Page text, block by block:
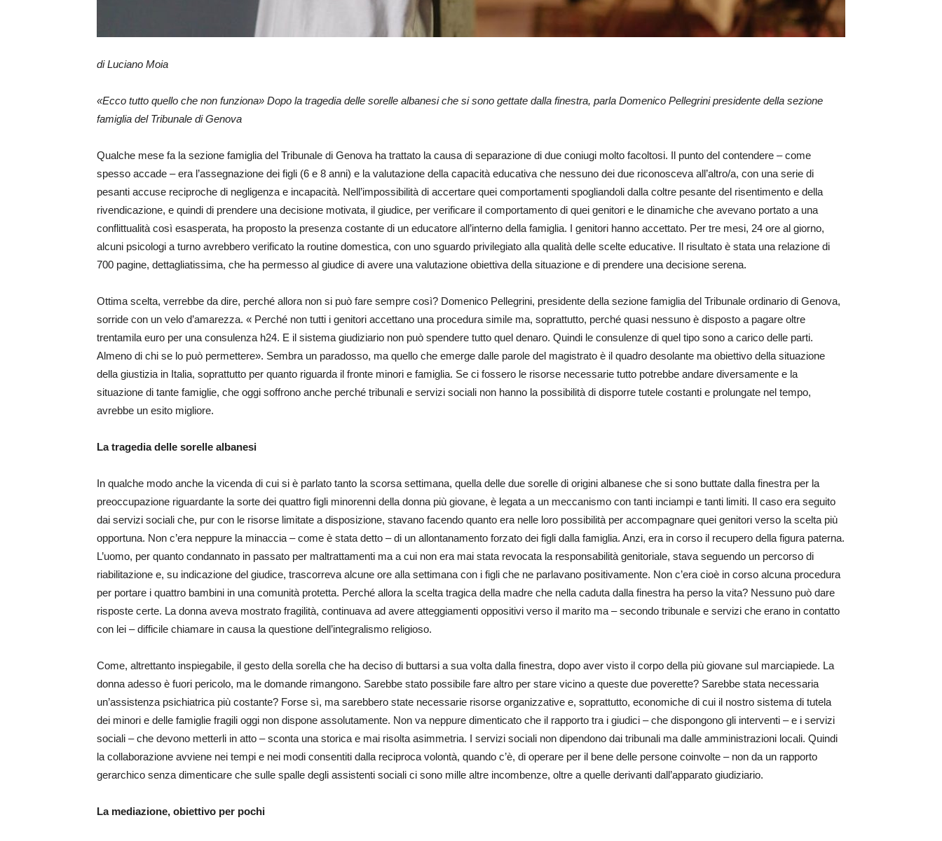
di Luciano Moia
«Ecco tutto quello che non funziona» Dopo la tragedia delle sorelle albanesi che si sono gettate dalla finestra, parla Domenico Pellegrini presidente della sezione
famiglia del Tribunale di Genova
Qualche mese fa la sezione famiglia del Tribunale di Genova ha trattato la causa di separazione di due coniugi molto facoltosi. Il punto del contendere – come
spesso accade – era l’assegnazione dei figli (6 e 8 anni) e la valutazione della capacità educativa che nessuno dei due riconosceva all’altro/a, con una serie di
pesanti accuse reciproche di negligenza e incapacità. Nell’impossibilità di accertare quei comportamenti spogliandoli dalla coltre pesante del risentimento e della
rivendicazione, e quindi di prendere una decisione motivata, il giudice, per verificare il comportamento di quei genitori e le dinamiche che avevano portato a una
conflittualità così esasperata, ha proposto la presenza costante di un educatore all’interno della famiglia. I genitori hanno accettato. Per tre mesi, 24 ore al giorno,
alcuni psicologi a turno avrebbero verificato la routine domestica, con uno sguardo privilegiato alla qualità delle scelte educative. Il risultato è stata una relazione di
700 pagine, dettagliatissima, che ha permesso al giudice di avere una valutazione obiettiva della situazione e di prendere una decisione serena.
Ottima scelta, verrebbe da dire, perché allora non si può fare sempre così? Domenico Pellegrini, presidente della sezione famiglia del Tribunale ordinario di Genova,
sorride con un velo d’amarezza. « Perché non tutti i genitori accettano una procedura simile ma, soprattutto, perché quasi nessuno è disposto a pagare oltre
trentamila euro per una consulenza h24. E il sistema giudiziario non può spendere tutto quel denaro. Quindi le consulenze di quel tipo sono a carico delle parti.
Almeno di chi se lo può permettere». Sembra un paradosso, ma quello che emerge dalle parole del magistrato è il quadro desolante ma obiettivo della situazione
della giustizia in Italia, soprattutto per quanto riguarda il fronte minori e famiglia. Se ci fossero le risorse necessarie tutto potrebbe andare diversamente e la
situazione di tante famiglie, che oggi soffrono anche perché tribunali e servizi sociali non hanno la possibilità di disporre tutele costanti e prolungate nel tempo,
avrebbe un esito migliore.
La tragedia delle sorelle albanesi
In qualche modo anche la vicenda di cui si è parlato tanto la scorsa settimana, quella delle due sorelle di origini albanese che si sono buttate dalla finestra per la
preoccupazione riguardante la sorte dei quattro figli minorenni della donna più giovane, è legata a un meccanismo con tanti inciampi e tanti limiti. Il caso era seguito
dai servizi sociali che, pur con le risorse limitate a disposizione, stavano facendo quanto era nelle loro possibilità per accompagnare quei genitori verso la scelta più
opportuna. Non c’era neppure la minaccia – come è stata detto – di un allontanamento forzato dei figli dalla famiglia. Anzi, era in corso il recupero della figura paterna.
L’uomo, per quanto condannato in passato per maltrattamenti ma a cui non era mai stata revocata la responsabilità genitoriale, stava seguendo un percorso di
riabilitazione e, su indicazione del giudice, trascorreva alcune ore alla settimana con i figli che ne parlavano positivamente. Non c’era cioè in corso alcuna procedura
per portare i quattro bambini in una comunità protetta. Perché allora la scelta tragica della madre che nella caduta dalla finestra ha perso la vita? Nessuno può dare
risposte certe. La donna aveva mostrato fragilità, continuava ad avere atteggiamenti oppositivi verso il marito ma – secondo tribunale e servizi che erano in contatto
con lei – difficile chiamare in causa la questione dell’integralismo religioso.
Come, altrettanto inspiegabile, il gesto della sorella che ha deciso di buttarsi a sua volta dalla finestra, dopo aver visto il corpo della più giovane sul marciapiede. La
donna adesso è fuori pericolo, ma le domande rimangono. Sarebbe stato possibile fare altro per stare vicino a queste due poverette? Sarebbe stata necessaria
un’assistenza psichiatrica più costante? Forse sì, ma sarebbero state necessarie risorse organizzative e, soprattutto, economiche di cui il nostro sistema di tutela
dei minori e delle famiglie fragili oggi non dispone assolutamente. Non va neppure dimenticato che il rapporto tra i giudici – che dispongono gli interventi – e i servizi
sociali – che devono metterli in atto – sconta una storica e mai risolta asimmetria. I servizi sociali non dipendono dai tribunali ma dalle amministrazioni locali. Quindi
la collaborazione avviene nei tempi e nei modi consentiti dalla reciproca volontà, quando c’è, di operare per il bene delle persone coinvolte – non da un rapporto
gerarchico senza dimenticare che sulle spalle degli assistenti sociali ci sono mille altre incombenze, oltre a quelle derivanti dall’apparato giudiziario.
La mediazione, obiettivo per pochi